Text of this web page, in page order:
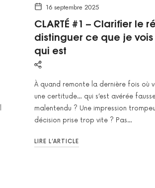
16 septembre 2025
CLARTÉ #1 – Clarifier le
distinguer ce que je
qui est
À quand remonte la dernière fois où
une certitude… qui s’est avérée
malentendu ? Une impression
décision prise trop vite ? Pas…
LIRE L’ARTICLE